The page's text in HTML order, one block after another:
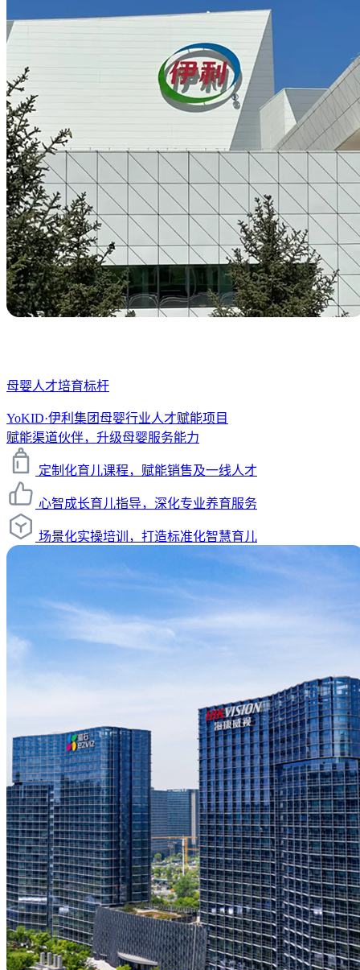
母婴人才培育标杆
YoKID·伊利集团母婴行业人才赋能项目
赋能渠道伙伴，升级母婴服务能力
定制化育儿课程，赋能销售及一线人才
心智成长育儿指导，深化专业养育服务
场景化实操培训，打造标准化智慧育儿